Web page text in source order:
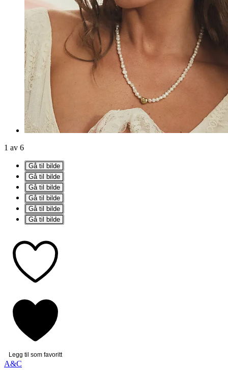
1 av 6
Gå til bilde
Gå til bilde
Gå til bilde
Gå til bilde
Gå til bilde
Gå til bilde
Legg til som favoritt
A&C